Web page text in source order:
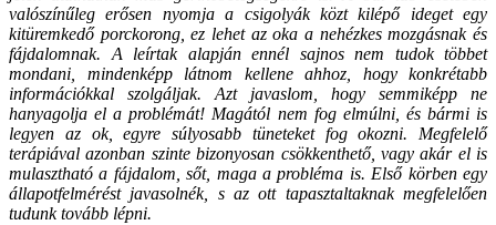
valószínűleg erősen nyomja a csigolyák közt kilépő ideget egy
kitüremkedő porckorong, ez lehet az oka a nehézkes mozgásnak és
fájdalomnak. A leírtak alapján ennél sajnos nem tudok többet
mondani, mindenképp látnom kellene ahhoz, hogy konkrétabb
információkkal szolgáljak. Azt javaslom, hogy semmiképp ne
hanyagolja el a problémát! Magától nem fog elmúlni, és bármi is
legyen az ok, egyre súlyosabb tüneteket fog okozni. Megfelelő
terápiával azonban szinte bizonyosan csökkenthető, vagy akár el is
mulasztható a fájdalom, sőt, maga a probléma is. Első körben egy
állapotfelmérést javasolnék, s az ott tapasztaltaknak megfelelően
tudunk tovább lépni.